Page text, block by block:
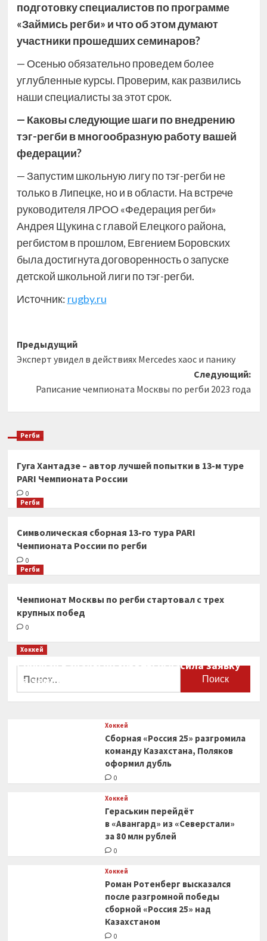
подготовку специалистов по программе
«Займись регби» и что об этом думают
участники прошедших семинаров?
— Осенью обязательно проведем более
углубленные курсы. Проверим, как развились
наши специалисты за этот срок.
— Каковы следующие шаги по внедрению
тэг-регби в многообразную работу вашей
федерации?
— Запустим школьную лигу по тэг-регби не
только в Липецке, но и в области. На встрече
руководителя ЛРОО «Федерация регби»
Андрея Щукина с главой Елецкого района,
регбистом в прошлом, Евгением Боровских
была достигнута договоренность о запуске
детской школьной лиги по тэг-регби.
Источник: rugby.ru
Навигация
записи
Предыдущий
Эксперт увидел в действиях Mercedes хаос и панику
Следующий:
Раписание чемпионата Москвы по регби 2023 года
Регби
Гуга Хантадзе – автор лучшей попытки в 13-м туре
PARI Чемпионата России
0
Регби
Символическая сборная 13-го тура PARI
Чемпионата России по регби
0
Регби
Чемпионат Москвы по регби стартовал с трех
крупных побед
0
Хоккей
Сборная Канады по хоккею огласила заявку
на чемпионат мира
Хоккей
Сборная «Россия 25» разгромила
команду Казахстана, Поляков
оформил дубль
0
Хоккей
Гераськин перейдёт
в «Авангард» из «Северстали»
за 80 млн рублей
0
Хоккей
Роман Ротенберг высказался
после разгромной победы
сборной «Россия 25» над
Казахстаном
0